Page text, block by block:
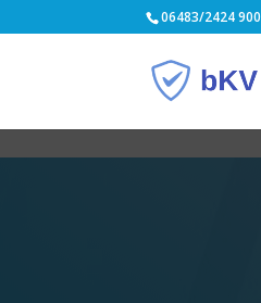
06483/2424 900